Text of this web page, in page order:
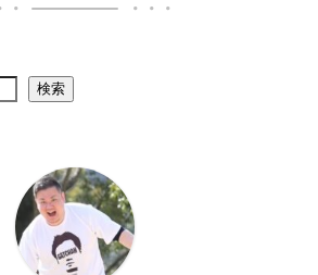
検索